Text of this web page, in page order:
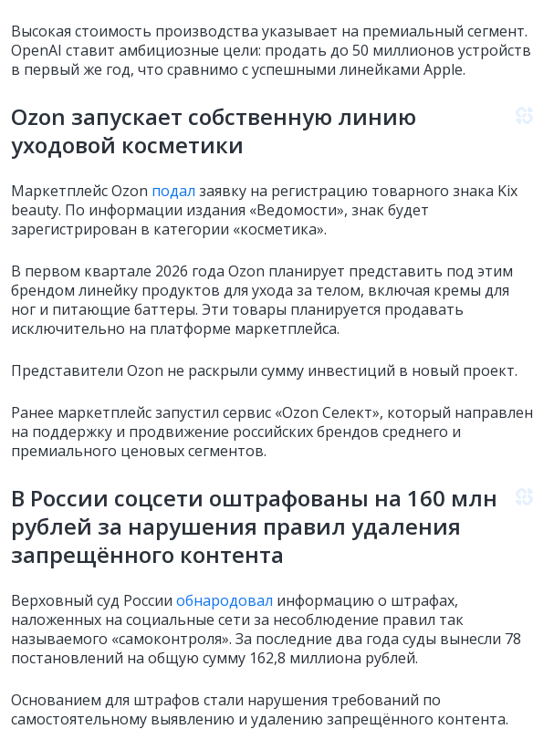
Высокая стоимость производства указывает на премиальный сегмент.
OpenAI ставит амбициозные цели: продать до 50 миллионов устройств
в первый же год, что сравнимо с успешными линейками Apple.
Ozon запускает собственную линию
уходовой косметики
Маркетплейс Ozon подал заявку на регистрацию товарного знака Kix
beauty. По информации издания «Ведомости», знак будет
зарегистрирован в категории «косметика».
В первом квартале 2026 года Ozon планирует представить под этим
брендом линейку продуктов для ухода за телом, включая кремы для
ног и питающие баттеры. Эти товары планируется продавать
исключительно на платформе маркетплейса.
Представители Ozon не раскрыли сумму инвестиций в новый проект.
Ранее маркетплейс запустил сервис «Ozon Селект», который направлен
на поддержку и продвижение российских брендов среднего и
премиального ценовых сегментов.
В России соцсети оштрафованы на 160 млн
рублей за нарушения правил удаления
запрещённого контента
Верховный суд России обнародовал информацию о штрафах,
наложенных на социальные сети за несоблюдение правил так
называемого «самоконтроля». За последние два года суды вынесли 78
постановлений на общую сумму 162,8 миллиона рублей.
Основанием для штрафов стали нарушения требований по
самостоятельному выявлению и удалению запрещённого контента.